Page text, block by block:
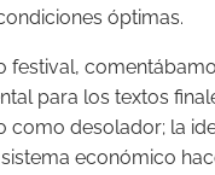
óptimas.
festival,
para los textos
desolador; la
económico